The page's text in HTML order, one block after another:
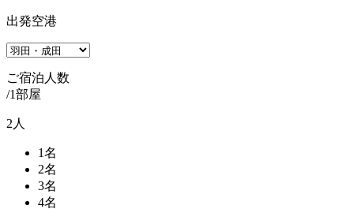
出発空港
ご宿泊人数
/1部屋
2 人
1名
2名
3名
4名